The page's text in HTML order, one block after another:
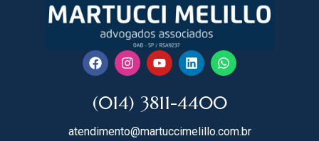
(014) 3811-4400
atendimento@martuccimelillo.com.br